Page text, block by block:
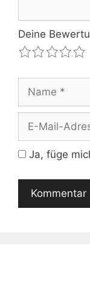
Deine
4
3
2
1
Mail-
Adresse
Ja, füge